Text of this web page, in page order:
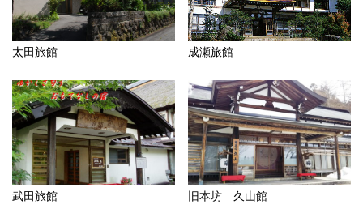
太田旅館 成瀬旅館
武田旅館 旧本坊 久山館